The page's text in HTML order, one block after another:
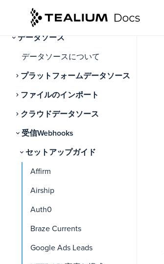
データソース
データソースについて
プラットフォームデータソース
ファイルのインポート
クラウドデータソース
受信Webhooks
セットアップガイド
Affirm
Airship
Auth0
Braze Currents
Google Ads Leads